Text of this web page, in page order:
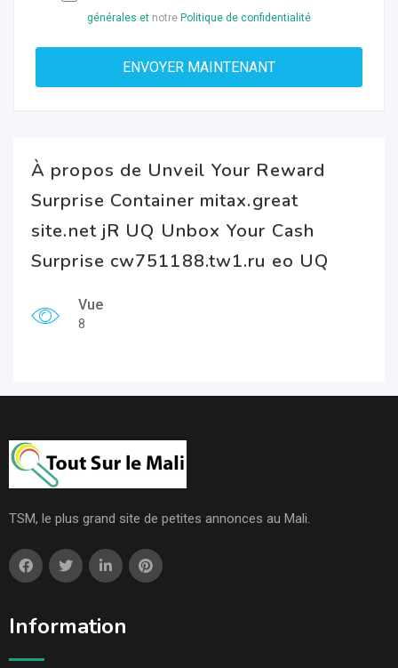
générales et notre Politique de confidentialité
À propos de Unveil Your Reward
Surprise Container mitax.great
site.net jR UQ Unbox Your Cash
Surprise cw751188.tw1.ru eo UQ
Vue
8
TSM, le plus grand site de petites annonces au Mali.
Information